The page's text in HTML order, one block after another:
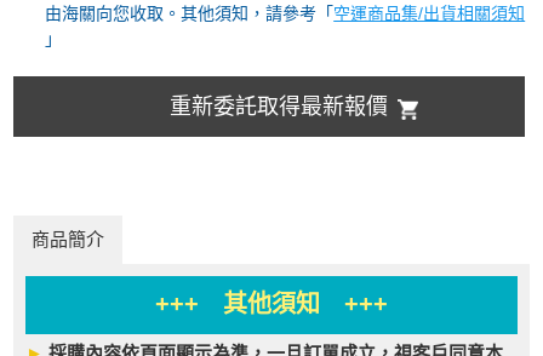
由海關向您收取。其他須知，請參考「 空運商品集/出貨相關須知
」
重新委託取得最新報價
商品簡介
+++ 其他須知 +++